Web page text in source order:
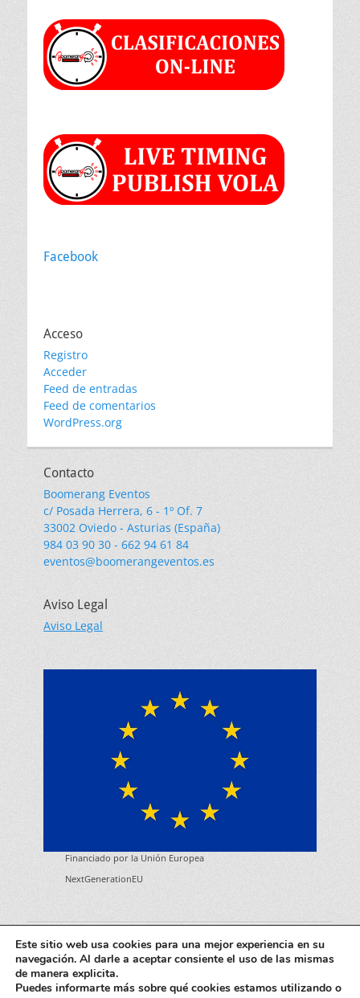
Facebook
Acceso
Registro
Acceder
Feed de entradas
Feed de comentarios
WordPress.org
Contacto
Boomerang Eventos
c/ Posada Herrera, 6 - 1º Of. 7
33002 Oviedo - Asturias (España)
984 03 90 30 - 662 94 61 84
eventos@boomerangeventos.es
Aviso Legal
Aviso Legal
Financiado por la Unión Europea
NextGenerationEU
derechos reservados.Aviso Legal| Catch Responsive porCatch
Themes
Este sitio web usa cookies para una mejor experiencia en su
navegación. Al darle a aceptar consiente el uso de las mismas
de manera explicita.
Puedes informarte más sobre qué cookies estamos utilizando o